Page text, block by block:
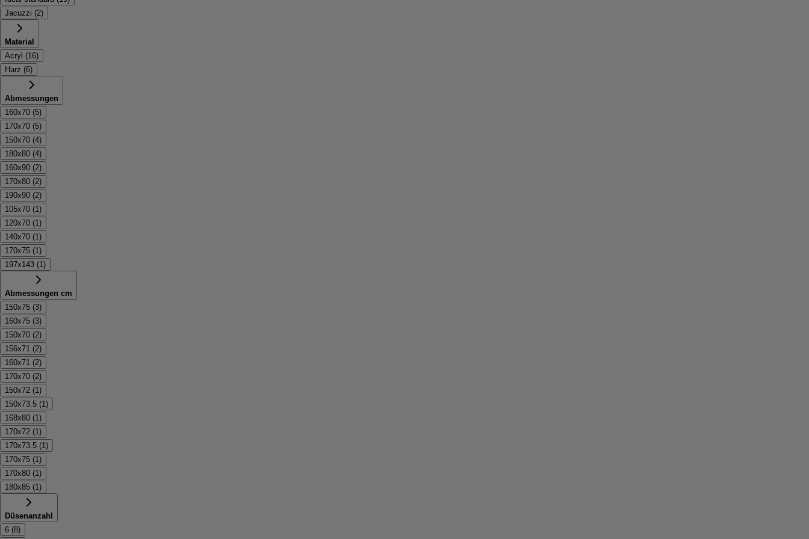
Jacuzzi (2)
Material
Acryl (16)
Harz (6)
Abmessungen
160x70 (5)
170x70 (5)
150x70 (4)
180x80 (4)
160x90 (2)
170x80 (2)
190x90 (2)
105x70 (1 )
120x70 (1 )
140x70 (1 )
170x75 (1 )
197x143 (1 )
Abmessungen cm
150x75 (3)
160x75 (3)
150x70 (2)
156x71 (2)
160x71 (2)
170x70 (2)
150x72 (1 )
150x73.5 (1 )
168x80 (1 )
170x72 (1 )
170x73.5 (1 )
170x75 (1 )
170x80 (1 )
180x85 (1 )
Düsenanzahl
6 (8)